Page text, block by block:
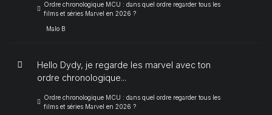
Ordre chronologique MCU : dans quel ordre regarder tous les
films et séries Marvel en 2026 ?
Malo B
Hello Dydy, je regarde les marvel avec ton
ordre chronologique...
Ordre chronologique MCU : dans quel ordre regarder tous les
films et séries Marvel en 2026 ?